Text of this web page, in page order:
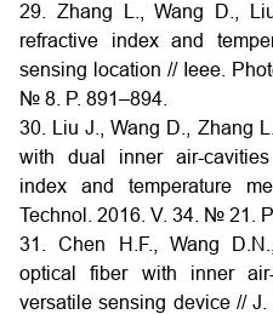
29. Zhang L., Wang D.,
refractive index and
sensing location // Ieee.
№ 8. P. 891–894.
30. Liu J., Wang D., Zhang
with dual inner air-
index and temperature
Technol. 2016. V. 34. № 21.
31. Chen H.F., Wang
optical fiber with inner
versatile sensing device // J.